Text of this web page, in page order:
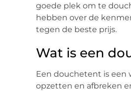
goede plek om te
hebben over de
tegen de beste prijs.
Wat is een
Een douchetent is een
opzetten en afbreken